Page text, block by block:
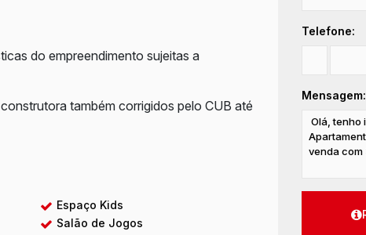
do empreendimento sujeitas a
também corrigidos pelo CUB até
Espaço Kids
Salão de Jogos
Telefone:
Mensagem: